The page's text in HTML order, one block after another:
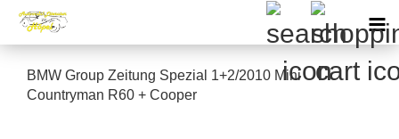
BMW Group Zeitung Spezial 1+2/2010 Mini
Countryman R60 + Cooper